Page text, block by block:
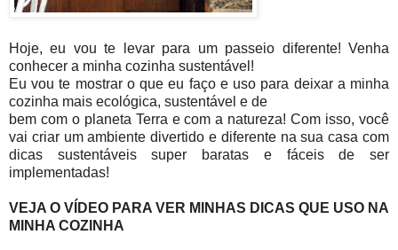
Hoje, eu vou te levar para um passeio diferente! Venha
conhecer a minha cozinha sustentável!
Eu vou te mostrar o que eu faço e uso para deixar a minha
cozinha mais ecológica, sustentável e de
bem com o planeta Terra e com a natureza! Com isso, você
vai criar um ambiente divertido e diferente na sua casa com
dicas sustentáveis super baratas e fáceis de ser
implementadas!
VEJA O VÍDEO PARA VER MINHAS DICAS QUE USO NA
MINHA COZINHA